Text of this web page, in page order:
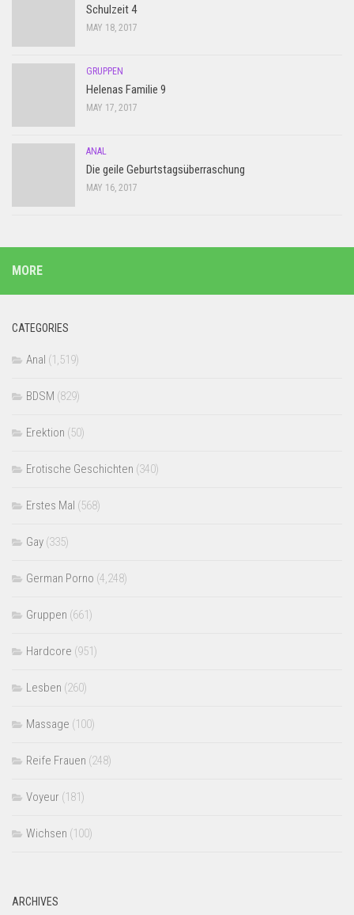
Schulzeit 4
MAY 18, 2017
GRUPPEN
Helenas Familie 9
MAY 17, 2017
ANAL
Die geile Geburtstagsüberraschung
MAY 16, 2017
MORE
CATEGORIES
Anal (1,519)
BDSM (829)
Erektion (50)
Erotische Geschichten (340)
Erstes Mal (568)
Gay (335)
German Porno (4,248)
Gruppen (661)
Hardcore (951)
Lesben (260)
Massage (100)
Reife Frauen (248)
Voyeur (181)
Wichsen (100)
ARCHIVES